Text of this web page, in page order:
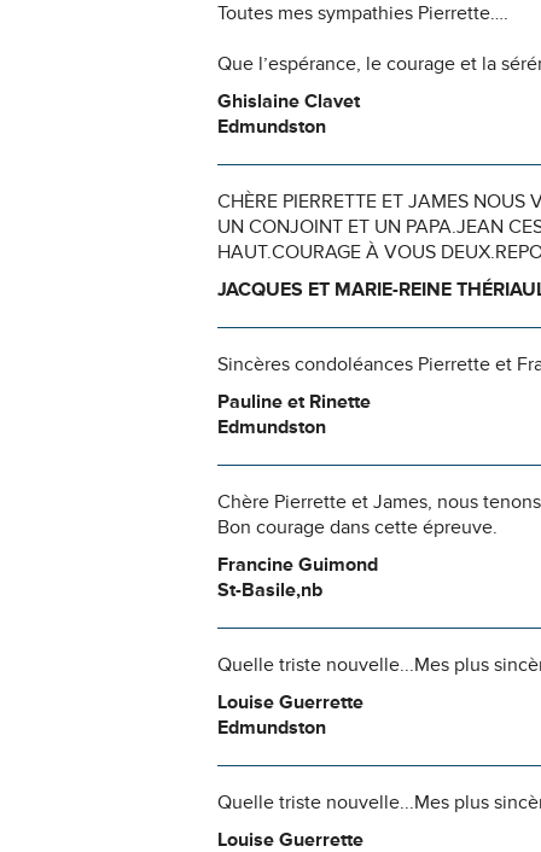
Toutes mes sympathies Pierrette….
Que l’espérance, le courage et la
Ghislaine Clavet
Edmundston
CHÈRE PIERRETTE ET JAMES NOUS
UN CONJOINT ET UN PAPA.JEAN
HAUT.COURAGE À VOUS
JACQUES ET MARIE-REINE
Sincères condoléances Pierrette et
Pauline et Rinette
Edmundston
Chère Pierrette et James, nous
Bon courage dans cette épreuve.
Francine Guimond
St-Basile,nb
Quelle triste nouvelle...Mes plus
Louise Guerrette
Edmundston
Quelle triste nouvelle...Mes plus
Louise Guerrette